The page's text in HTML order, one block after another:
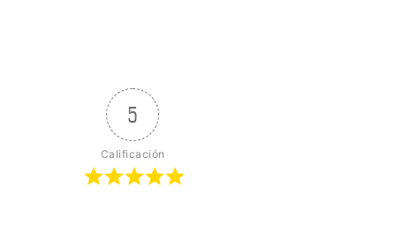
5
Calificación